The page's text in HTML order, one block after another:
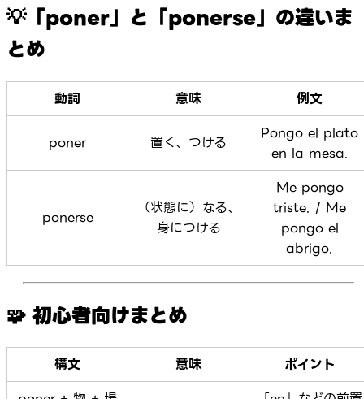
💡「poner」と「ponerse」の違いま
とめ
動詞 意味 例文
poner 置く、つける
Pongo el plato
en la mesa.
ponerse
（状態に）なる、
身につける
Me pongo
triste. / Me
pongo el
abrigo.
🧩 初心者向けまとめ
構文 意味
ポイント